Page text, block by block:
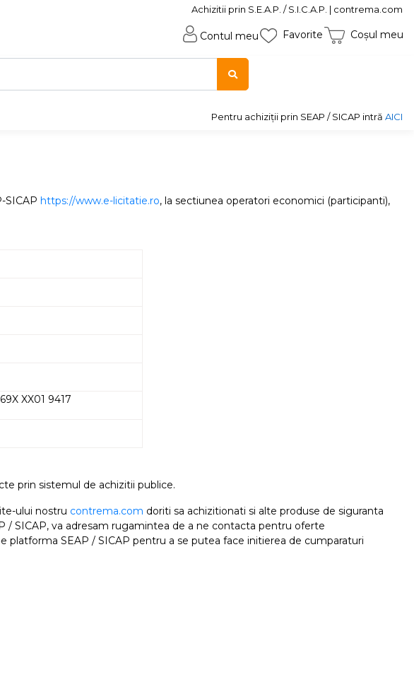
Achizitii prin S.E.A.P. / S.I.C.A.P. | contrema.com
Contul meu Favorite Coșul meu
Pentru achiziții prin SEAP / SICAP intră AICI
SICAP https://www.e-licitatie.ro, la sectiunea operatori economici (participanti),
XX01 9417
prin sistemul de achizitii publice.
ului nostru contrema.com doriti sa achizitionati si alte produse de siguranta
/ SICAP, va adresam rugamintea de a ne contacta pentru oferte
platforma SEAP / SICAP pentru a se putea face initierea de cumparaturi